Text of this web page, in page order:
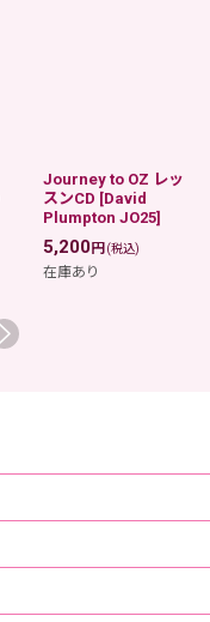
Journey to OZ レッ
スンCD [David
Plumpton JO25]
5,200円 (税込)
在庫あり